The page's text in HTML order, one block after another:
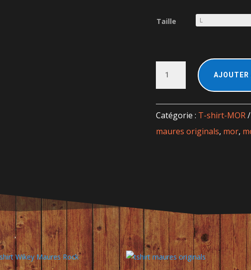
Taille
Tshirt
Goku
AJOUTER
Catégorie : T-shirt-MOR
maures originals, mor,